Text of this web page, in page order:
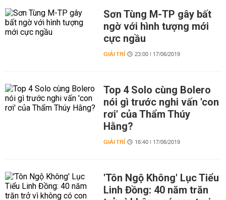
Sơn Tùng M-TP gây bất
ngờ với hình tượng mới
cực ngầu
GIẢI TRÍ 23:00 | 17/06/2019
Top 4 Solo cùng Bolero
nói gì trước nghi vấn 'con
rơi' của Thẩm Thúy
Hằng?
GIẢI TRÍ 16:40 | 17/06/2019
'Tôn Ngộ Không' Lục Tiểu
Linh Đồng: 40 năm trăn